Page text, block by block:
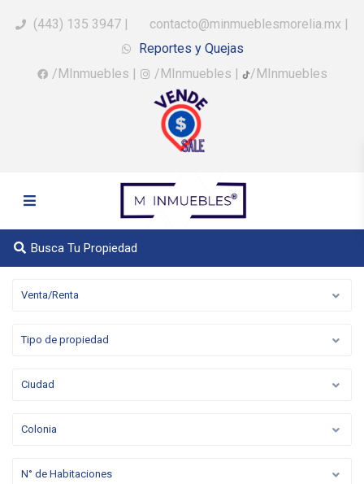
(443) 135 3947 | contacto@minmueblesmorelia.mx |
Reportes y Quejas
/MInmuebles | /MInmuebles | /MInmuebles
Busca Tu Propiedad
Venta/Renta
Tipo de propiedad
Ciudad
Colonia
N° de Habitaciones